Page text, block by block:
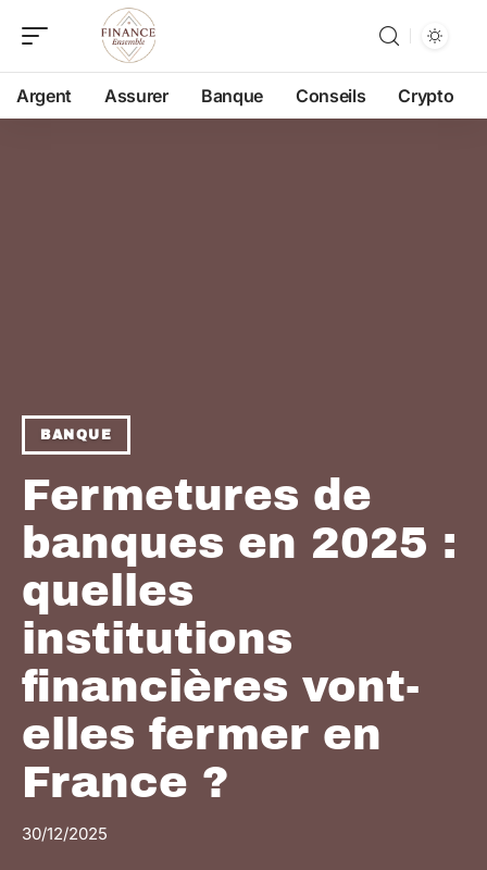
Argent Assurer Banque Conseils Crypto
BANQUE
Fermetures de
banques en 2025 :
quelles
institutions
financières vont-
elles fermer en
France ?
30/12/2025